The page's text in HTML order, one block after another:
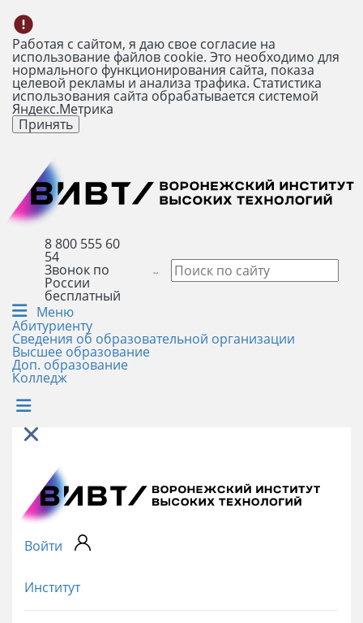
Работая с сайтом, я даю свое согласие на
использование файлов cookie. Это необходимо для
нормального функционирования сайта, показа
целевой рекламы и анализа трафика. Статистика
использования сайта обрабатывается системой
Яндекс.Метрика
Принять
8 800 555 60
54
Звонок по
России
бесплатный
Меню
Абитуриенту
Сведения об образовательной организации
Высшее образование
Доп. образование
Колледж
Войти
Институт